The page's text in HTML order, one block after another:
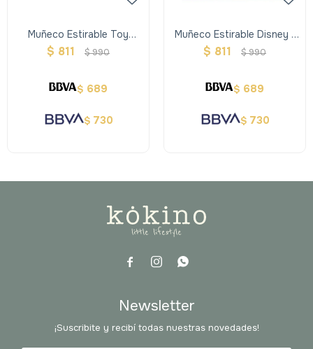
Muñeco Estirable Toy
Story - Jessie
$ 811 $990
$ 689
$ 730
Muñeco Estirable Disney -
Stitch
$ 811 $990
$ 689
$ 730
  
Newsletter
¡Suscribite y recibí todas nuestras novedades!